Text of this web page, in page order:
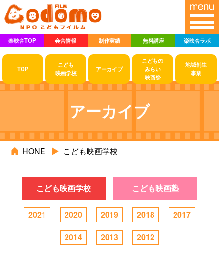
楽映舎TOP 会舎情報 制作実績 無料講座 楽映舎ラボ
TOP
こども
映画学校
アーカイブ
こどもの
みらい
映画祭
地域創生
事業
アーカイブ
HONE こども映画学校
こども映画学校 こども映画塾
2021 2020 2019 2018
2017
2014
2013 2012